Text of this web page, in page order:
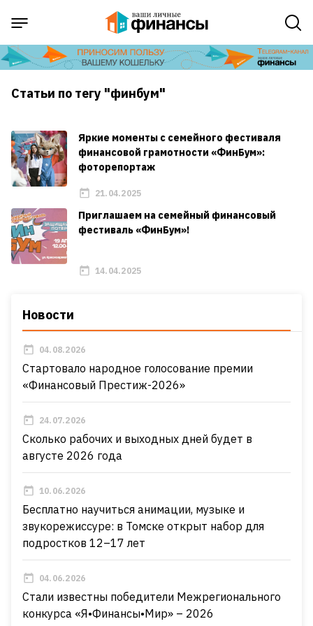
Статьи по тегу "финбум"
Яркие моменты с семейного фестиваля
финансовой грамотности «ФинБум»:
фоторепортаж
21.04.2025
Приглашаем на семейный финансовый
фестиваль «ФинБум»!
14.04.2025
Новости
04.08.2026
Стартовало народное голосование премии
«Финансовый Престиж-2026»
24.07.2026
Сколько рабочих и выходных дней будет в
августе 2026 года
10.06.2026
Бесплатно научиться анимации, музыке и
звукорежиссуре: в Томске открыт набор для
подростков 12–17 лет
04.06.2026
Стали известны победители Межрегионального
конкурса «Я•Финансы•Мир» – 2026